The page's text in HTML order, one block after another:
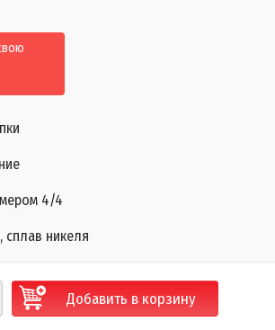
4/4
сплав никеля
Добавить в корзину